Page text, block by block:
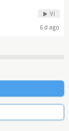
Vi
6 d ago